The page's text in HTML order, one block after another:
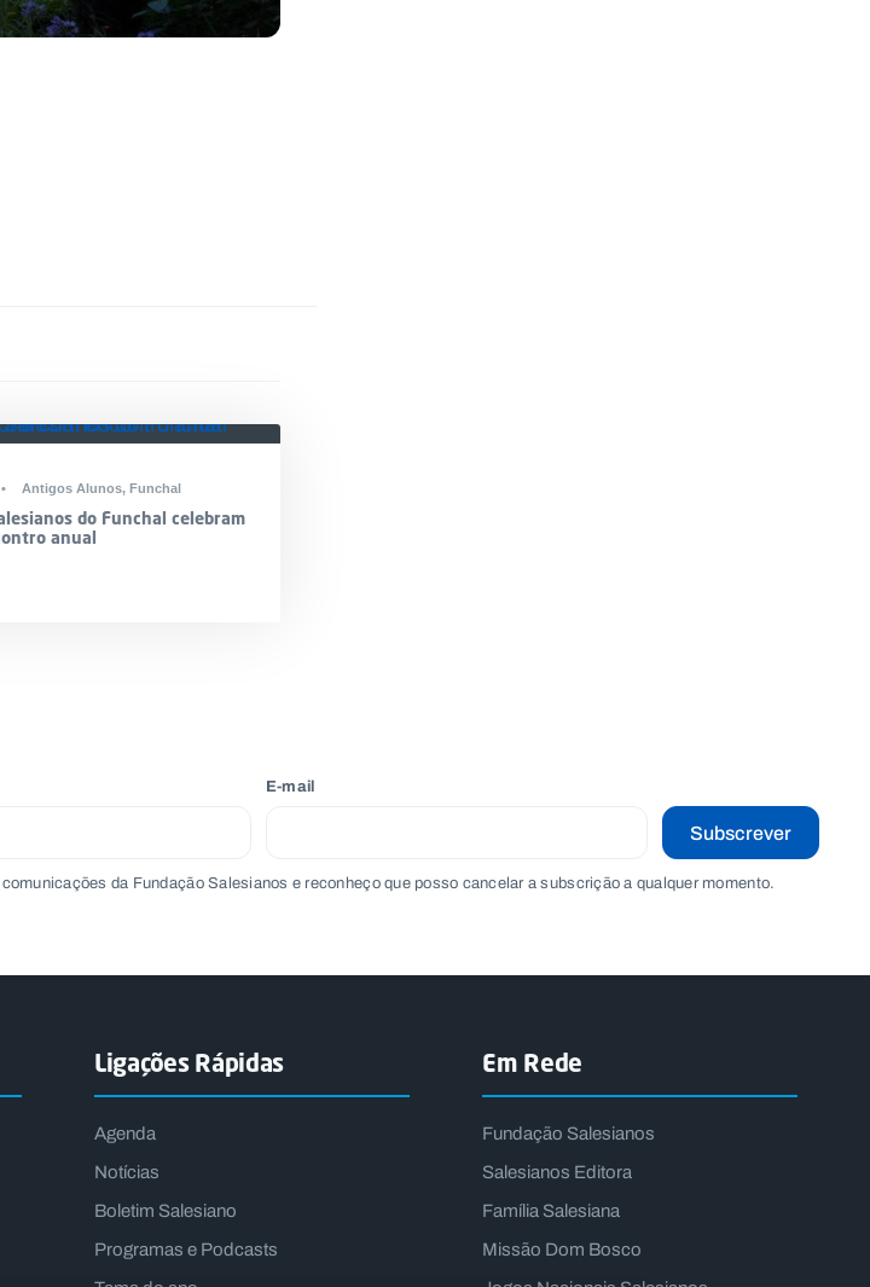
• Antigos Alunos, Funchal
do Funchal celebram
anual
E-mail
da Fundação Salesianos e reconheço que posso cancelar a subscrição a qualquer momento.
Subscrever
Ligações Rápidas
Agenda
Notícias
Boletim Salesiano
Programas e Podcasts
Em Rede
Fundação Salesianos
Salesianos Editora
Família Salesiana
Missão Dom Bosco